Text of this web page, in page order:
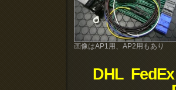
画像はAP1用、AP2用もあり
DHL